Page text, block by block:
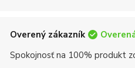
Overený zákazník
Spokojnosť na 100% produkt